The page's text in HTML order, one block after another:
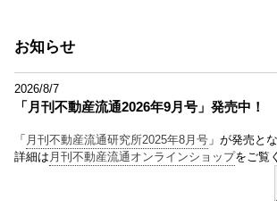
お知らせ
2026/8/7
「月刊不動産流通2026年9月号」発売中！
「 月刊不動産流通研究所2025年8月号 」が発売と
詳細は 月刊不動産流通オンラインショップをご覧